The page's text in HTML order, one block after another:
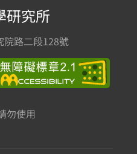
研究所
院路二段128號
3301 傳真：(02)2785-
勿使用